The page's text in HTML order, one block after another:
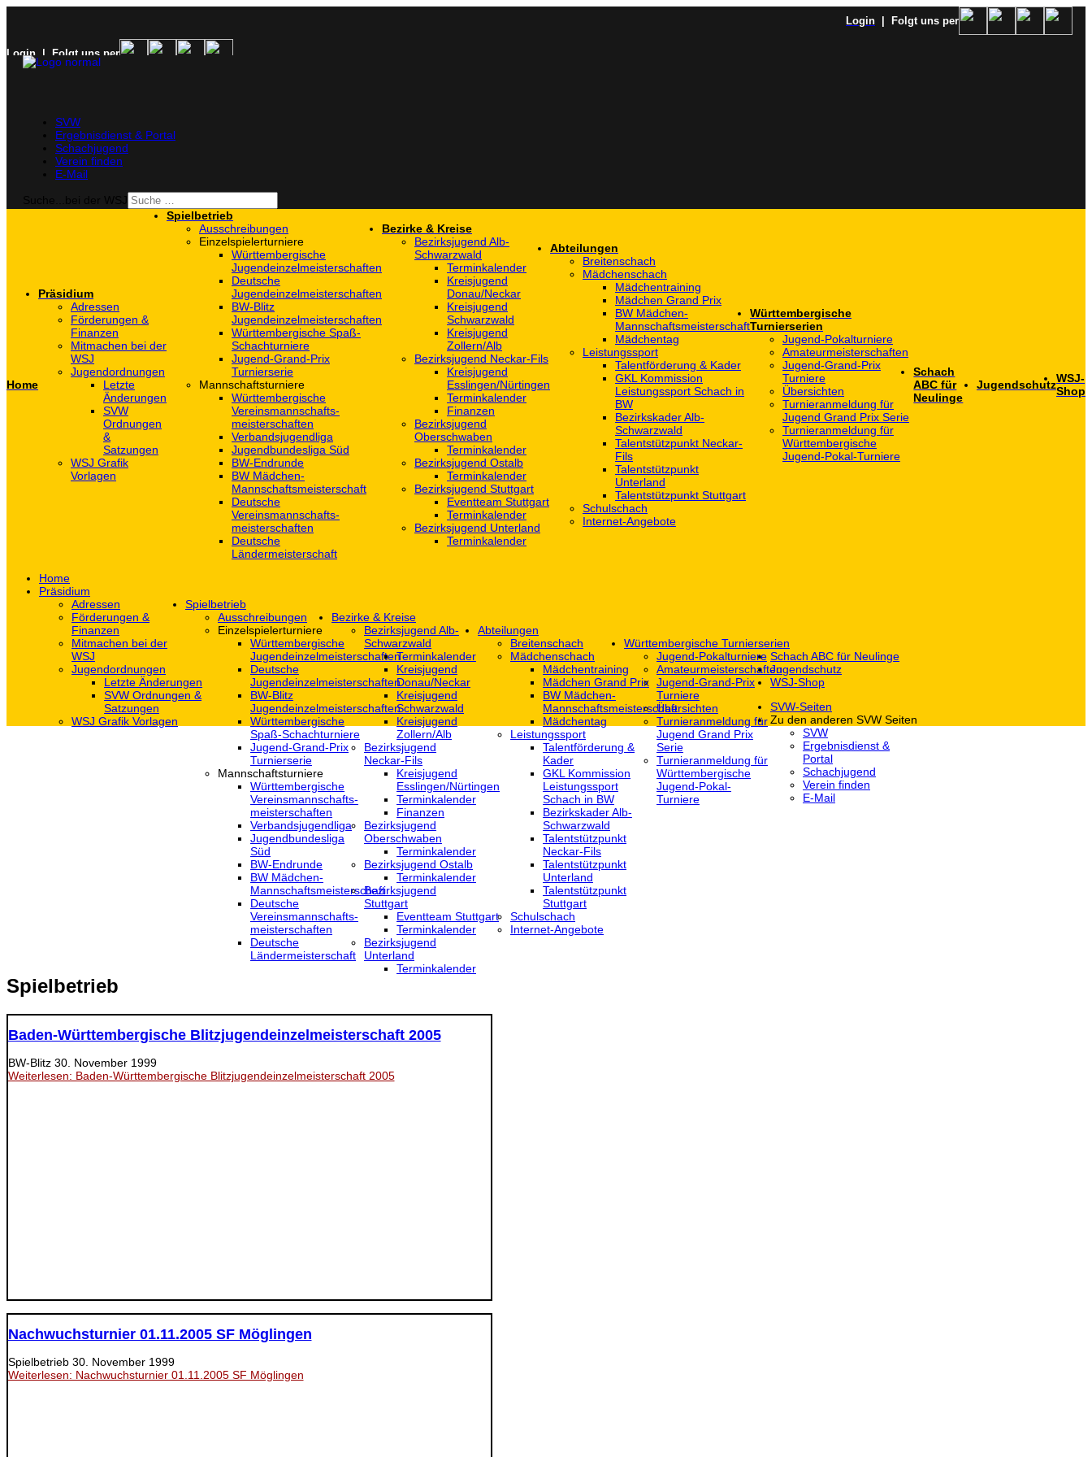
Login | Folgt uns per
Login | Folgt uns per
SVW
Ergebnisdienst & Portal
Schachjugend
Verein finden
E-Mail
Home
Präsidium
Adressen
Förderungen &
Finanzen
Mitmachen bei der
WSJ
Jugendordnungen
Letzte
Änderungen
SVW
Ordnungen
&
Satzungen
WSJ Grafik
Vorlagen
Spielbetrieb
Ausschreibungen
Einzelspielerturniere
Württembergische
Jugendeinzelmeisterschaften
Deutsche
Jugendeinzelmeisterschaften
BW-Blitz
Jugendeinzelmeisterschaften
Württembergische Spaß-
Schachturniere
Jugend-Grand-Prix
Turnierserie
Mannschaftsturniere
Württembergische
Vereinsmannschafts-
meisterschaften
Verbandsjugendliga
Jugendbundesliga Süd
BW-Endrunde
BW Mädchen-
Mannschaftsmeisterschaft
Deutsche
Vereinsmannschafts-
meisterschaften
Deutsche
Ländermeisterschaft
Bezirke & Kreise
Bezirksjugend Alb-
Schwarzwald
Terminkalender
Kreisjugend
Donau/Neckar
Kreisjugend
Schwarzwald
Kreisjugend
Zollern/Alb
Bezirksjugend Neckar-Fils
Kreisjugend
‎Esslingen/Nürtingen
Terminkalender
Finanzen
Bezirksjugend
Oberschwaben
Terminkalender
Bezirksjugend Ostalb
Terminkalender
Bezirksjugend Stuttgart
‎Eventteam Stuttgart
Terminkalender
Bezirksjugend Unterland
Terminkalender
Abteilungen
Breitenschach
Mädchenschach
Mädchentraining
Mädchen Grand Prix
BW Mädchen-
Mannschaftsmeisterschaft
Mädchentag
Leistungssport
Talentförderung & Kader
GKL Kommission
Leistungssport Schach in
BW
Bezirkskader Alb-
Schwarzwald
Talentstützpunkt Neckar-
Fils
Talentstützpunkt
Unterland
Talentstützpunkt Stuttgart
Schulschach
Internet-Angebote
Württembergische
Turnierserien
Jugend-Pokalturniere
Amateurmeisterschaften
Jugend-Grand-Prix
Turniere
Übersichten
Turnieranmeldung für
Jugend Grand Prix Serie
Turnieranmeldung für
Württembergische
Jugend-Pokal-Turniere
Schach
ABC für
Neulinge
JugendschutzWSJ-
Shop
Home
Präsidium
Adressen
Förderungen &
Finanzen
Mitmachen bei der
WSJ
Jugendordnungen
Letzte Änderungen
SVW Ordnungen &
Satzungen
WSJ Grafik Vorlagen
Spielbetrieb
Ausschreibungen
Einzelspielerturniere
Württembergische
Jugendeinzelmeisterschaften
Deutsche
Jugendeinzelmeisterschaften
BW-Blitz
Jugendeinzelmeisterschaften
Württembergische
Spaß-Schachturniere
Jugend-Grand-Prix
Turnierserie
Mannschaftsturniere
Württembergische
Vereinsmannschafts-
meisterschaften
Verbandsjugendliga
Jugendbundesliga
Süd
BW-Endrunde
BW Mädchen-
Mannschaftsmeisterschaft
Deutsche
Vereinsmannschafts-
meisterschaften
Deutsche
Ländermeisterschaft
Bezirke & Kreise
Bezirksjugend Alb-
Schwarzwald
Terminkalender
Kreisjugend
Donau/Neckar
Kreisjugend
Schwarzwald
Kreisjugend
Zollern/Alb
Bezirksjugend
Neckar-Fils
Kreisjugend
‎Esslingen/Nürtingen
Terminkalender
Finanzen
Bezirksjugend
Oberschwaben
Terminkalender
Bezirksjugend Ostalb
Terminkalender
Bezirksjugend
Stuttgart
‎Eventteam Stuttgart
Terminkalender
Bezirksjugend
Unterland
Terminkalender
Abteilungen
Breitenschach
Mädchenschach
Mädchentraining
Mädchen Grand Prix
BW Mädchen-
Mannschaftsmeisterschaft
Mädchentag
Leistungssport
Talentförderung &
Kader
GKL Kommission
Leistungssport
Schach in BW
Bezirkskader Alb-
Schwarzwald
Talentstützpunkt
Neckar-Fils
Talentstützpunkt
Unterland
Talentstützpunkt
Stuttgart
Schulschach
Internet-Angebote
Württembergische Turnierserien
Jugend-Pokalturniere
Amateurmeisterschaften
Jugend-Grand-Prix
Turniere
Übersichten
Turnieranmeldung für
Jugend Grand Prix
Serie
Turnieranmeldung für
Württembergische
Jugend-Pokal-
Turniere
Schach ABC für Neulinge
Jugendschutz
WSJ-Shop
SVW-Seiten
Zu den anderen SVW Seiten
SVW
Ergebnisdienst &
Portal
Schachjugend
Verein finden
E-Mail
Spielbetrieb
Baden-Württembergische Blitzjugendeinzelmeisterschaft 2005
BW-Blitz 30. November 1999
Weiterlesen: Baden-Württembergische Blitzjugendeinzelmeisterschaft 2005
Nachwuchsturnier 01.11.2005 SF Möglingen
Spielbetrieb 30. November 1999
Weiterlesen: Nachwuchsturnier 01.11.2005 SF Möglingen